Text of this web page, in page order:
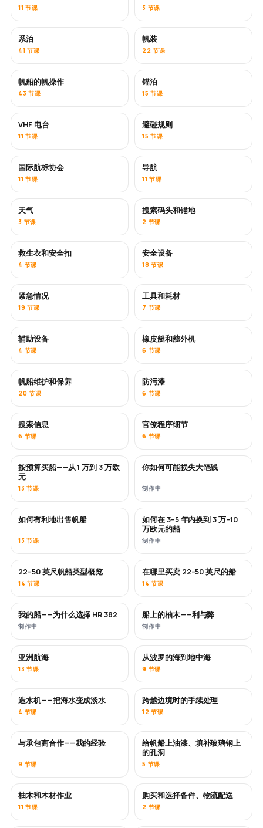
11 节课 3 节课
系泊
41 节课
帆装
22 节课
帆船的帆操作
43 节课
锚泊
15 节课
VHF 电台
11 节课
避碰规则
15 节课
国际航标协会
11 节课
导航
11 节课
天气
3 节课
搜索码头和锚地
2 节课
救生衣和安全扣
4 节课
安全设备
18 节课
紧急情况
19 节课
工具和耗材
7 节课
辅助设备
4 节课
橡皮艇和舷外机
6 节课
帆船维护和保养
20 节课
即将推出
防污漆
6 节课
搜索信息
6 节课
官僚程序细节
6 节课
即将推出
按预算买船——从 1 万到 3 万欧
元
13 节课
即将推出
你如何可能损失大笔钱
制作中
新内容
如何有利地出售帆船
13 节课
新内容
如何在 3–5 年内换到 3 万–10
万欧元的船
制作中
即将推出
22–50 英尺帆船类型概览
14 节课
即将推出
在哪里买卖 22–50 英尺的船
14 节课
即将推出
我的船——为什么选择 HR 382
制作中
即将推出
船上的柚木——利与弊
制作中
即将推出
亚洲航海
13 节课
即将推出
从波罗的海到地中海
9 节课
即将推出
造水机——把海水变成淡水
4 节课
跨越边境时的手续处理
12 节课
即将推出
与承包商合作——我的经验
9 节课
即将推出
给帆船上油漆、填补玻璃钢上
的孔洞
5 节课
柚木和木材作业
11 节课
即将推出
购买和选择备件、物流配送
2 节课